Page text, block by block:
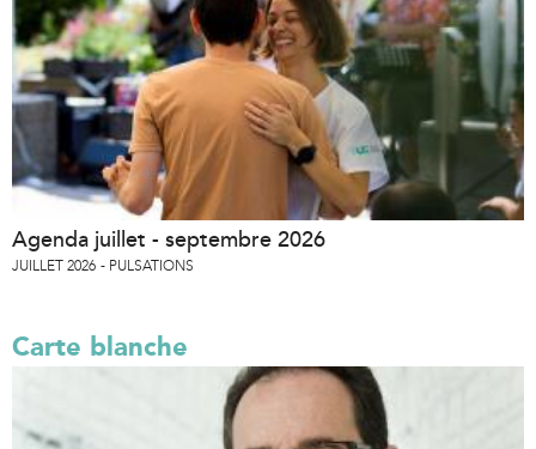
Agenda juillet - septembre 2026
JUILLET 2026 PULSATIONS
Carte blanche